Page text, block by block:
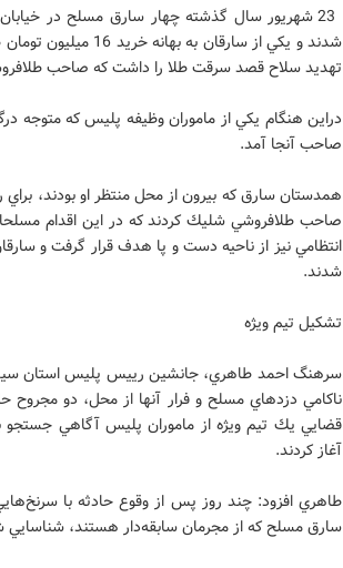
23 شهريور سال گذشته چهار سارق مسلح در خيابان
شدند و يكي از سارقان
تهديد سلاح قصد سرقت طلا را داشت كه صاحب
دراين هنگام يكي از ماموران وظيفه پليس كه متوجه
صاحب آنجا آمد.
همدستان سارق كه بيرون از محل منتظر او بودند،
صاحب طلافروشي شليك كردند كه در اين اقدام
انتظامي نيز از ناحيه دست و پا هدف قرار گرفت و
شدند.
تشكيل تيم ويژه
سرهنگ احمد طاهري، جانشين رييس پليس استان
ناكامي دزدهاي مسلح و فرار آنها از محل، دو مجروح
قضايي يك تيم ويژه از ماموران پليس آگاهي
آغاز كردند.
طاهري افزود: چند روز پس از وقوع حادثه با
سارق مسلح كه از مجرمان سابقه‌دار هستند، شناسايي